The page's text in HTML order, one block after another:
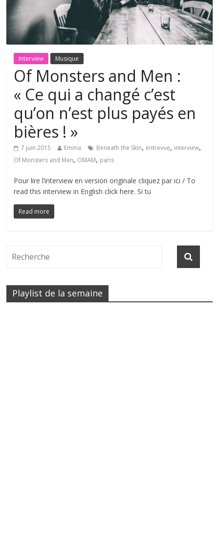
Interview Musique
Of Monsters and Men :
« Ce qui a changé c’est
qu’on n’est plus payés en
bières ! »
7 juin 2015 Emma Beneath the Skin, entrevue, interview,
Of Monsters and Men, OMAM, paris
Pour lire l’interview en version originale cliquez par ici / To
read this interview in English click here. Si tu
Read more
Playlist de la semaine